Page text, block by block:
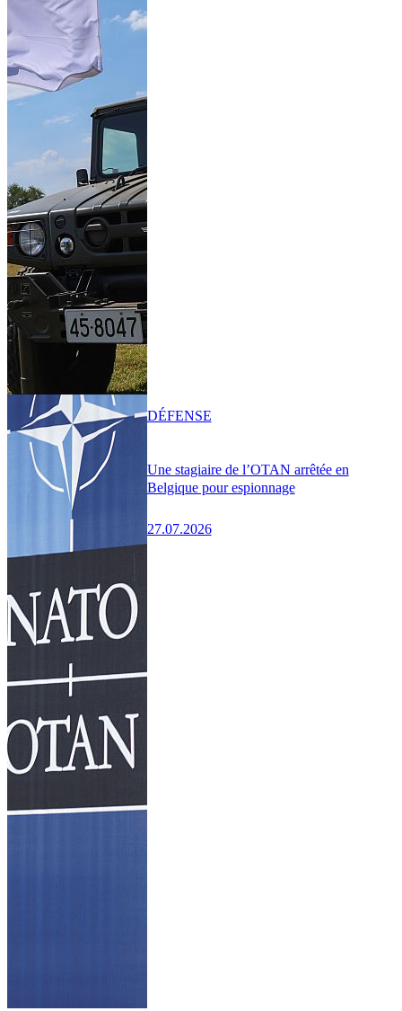
Une stagiaire de l’OTAN arrêtée en
Belgique pour espionnage
27.07.2026
DÉFENSE